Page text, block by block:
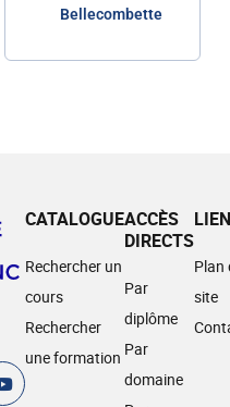
Bellecombette
CATALOGUE
Rechercher un
cours
Rechercher
une formation
ACCÈS
DIRECTS
Par
diplôme
Par
domaine
Plan
site